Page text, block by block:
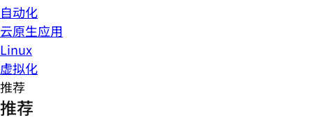
自动化
云原生应用
Linux
虚拟化
推荐
推荐